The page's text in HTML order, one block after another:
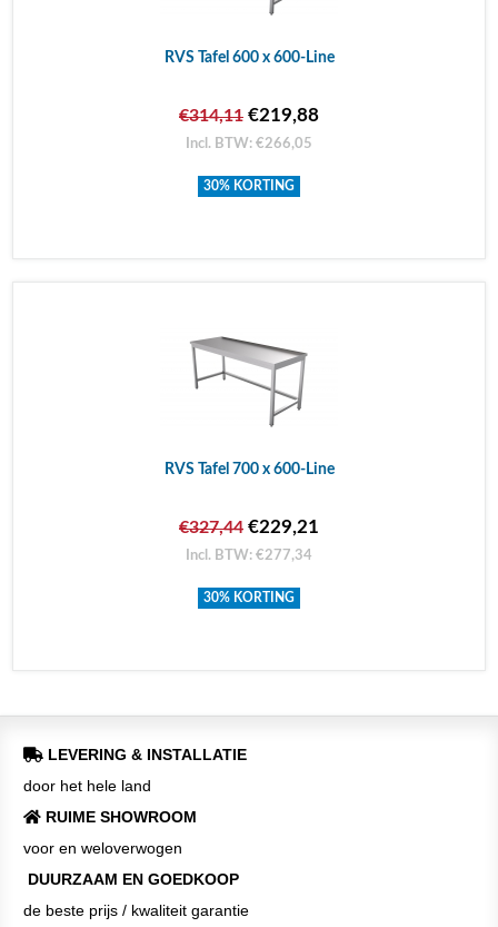
RVS Tafel 600 x 600-Line
€314,11 €219,88
Incl. BTW: €266,05
30% KORTING
RVS Tafel 700 x 600-Line
€327,44 €229,21
Incl. BTW: €277,34
30% KORTING
LEVERING & INSTALLATIE
door het hele land
RUIME SHOWROOM
voor en weloverwogen
DUURZAAM EN GOEDKOOP
de beste prijs / kwaliteit garantie